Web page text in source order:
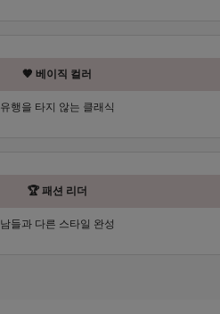
🤎 베이직 컬러
유행을 타지 않는 클래식
🏆 패션 리더
남들과 다른 스타일 완성